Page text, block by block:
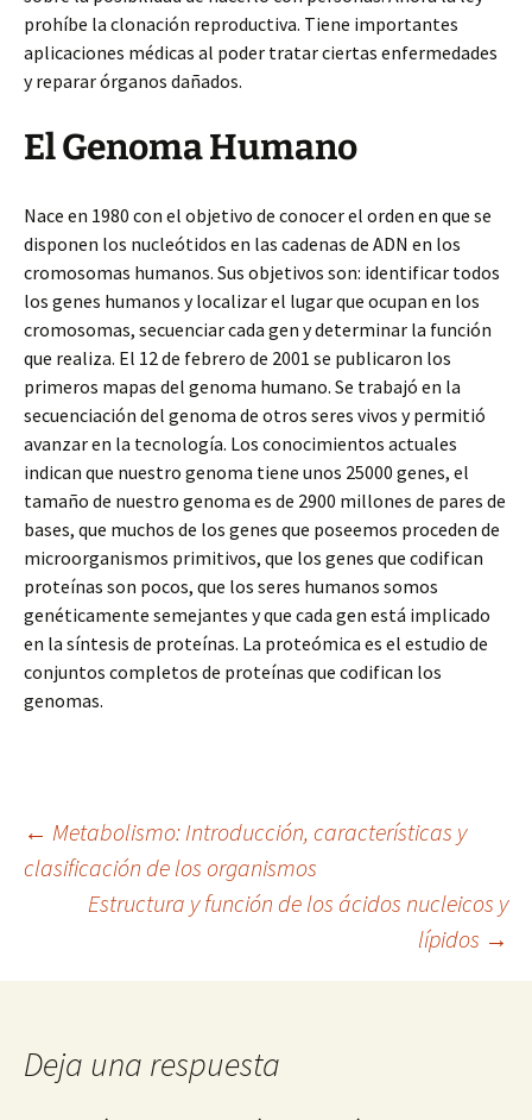
prohíbe la clonación reproductiva. Tiene importantes
aplicaciones médicas al poder tratar ciertas enfermedades
y reparar órganos dañados.
El Genoma Humano
Nace en 1980 con el objetivo de conocer el orden en que se
disponen los nucleótidos en las cadenas de ADN en los
cromosomas humanos. Sus objetivos son: identificar todos
los genes humanos y localizar el lugar que ocupan en los
cromosomas, secuenciar cada gen y determinar la función
que realiza. El 12 de febrero de 2001 se publicaron los
primeros mapas del genoma humano. Se trabajó en la
secuenciación del genoma de otros seres vivos y permitió
avanzar en la tecnología. Los conocimientos actuales
indican que nuestro genoma tiene unos 25000 genes, el
tamaño de nuestro genoma es de 2900 millones de pares de
bases, que muchos de los genes que poseemos proceden de
microorganismos primitivos, que los genes que codifican
proteínas son pocos, que los seres humanos somos
genéticamente semejantes y que cada gen está implicado
en la síntesis de proteínas. La proteómica es el estudio de
conjuntos completos de proteínas que codifican los
genomas.
Navegación
entradas
← Metabolismo: Introducción, características y
clasificación de los organismos
Estructura y función de los ácidos nucleicos y
lípidos →
Deja una respuesta